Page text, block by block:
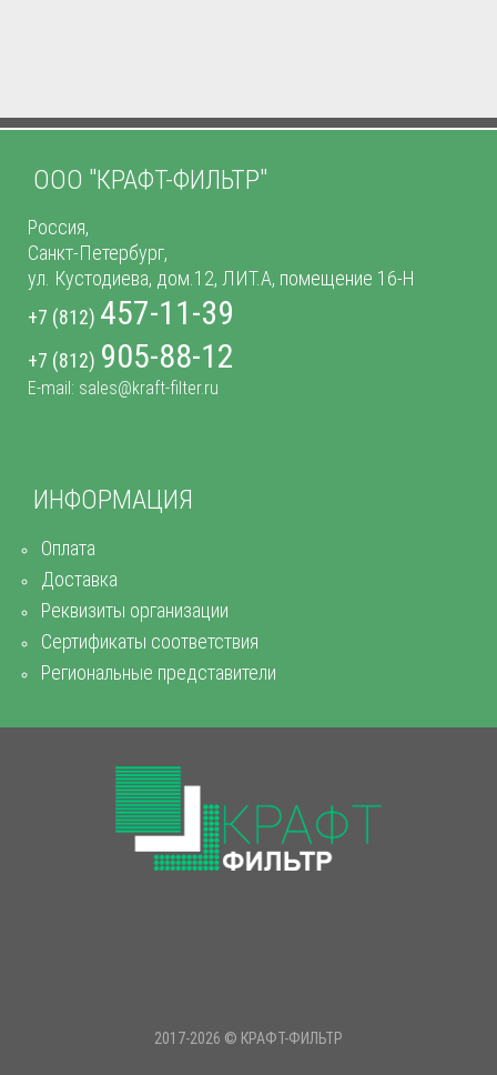
2017-2026 © КРАФТ-ФИЛЬТР
ИНФОРМАЦИЯ
Оплата
Доставка
Реквизиты организации
Сертификаты соответствия
Региональные представители
ООО "КРАФТ-ФИЛЬТР"
Россия,
Санкт-Петербург,
ул. Кустодиева, дом.12, ЛИТ.А, помещение 16-Н
+7 (812) 457-11-39
+7 (812) 905-88-12
E-mail: sales@kraft-filter.ru